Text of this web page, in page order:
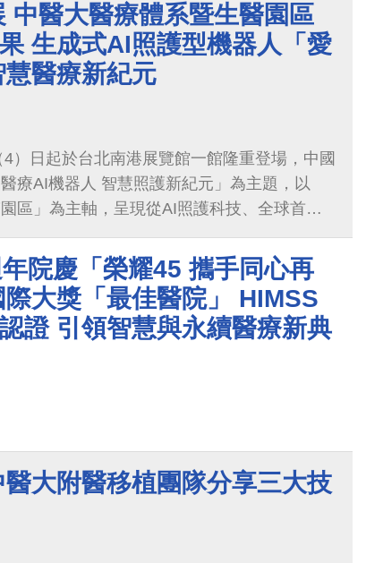
中醫大醫療體系暨生醫園區
生成式AI照護型機器人「愛
醫療新紀元
）日起於台北南港展覽館一館隆重登場，中國
療AI機器人 智慧照護新紀元」為主題，以
區」為主軸，呈現從AI照護科技、全球首例
時推出外泌體與AI智慧醫療、阿茲海默症精
及由體系衍生企業參與的多場展演會，全面
醫創新上的最新成果與國際交流動能。
院慶「榮耀45 攜手同心再
大獎「最佳醫院」 HIMSS
證 引領智慧與永續醫療新典
大附醫移植團隊分享三大技